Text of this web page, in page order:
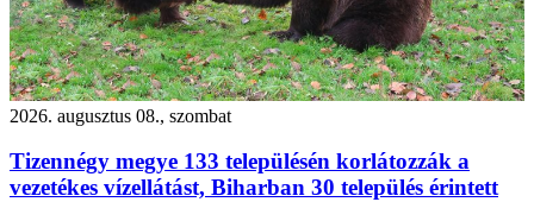
2026. augusztus 08., szombat
Tizennégy megye 133 településén korlátozzák a
vezetékes vízellátást, Biharban 30 település érintett